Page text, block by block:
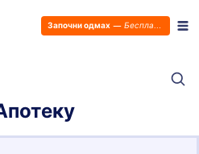
Започни одмах — Бесплатно је!